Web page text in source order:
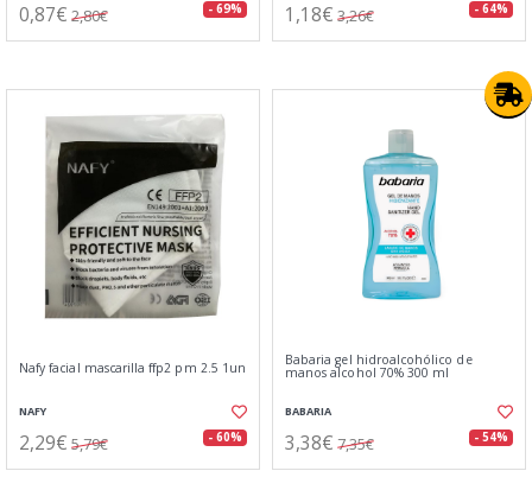
0,87€ 2,80€ - 69% 1,18€ 3,26€ - 64%
Nafy facial mascarilla ffp2 pm 2.5 1un
NAFY
2,29€ 5,79€ - 60%
Babaria gel hidroalcohólico de
manos alcohol 70% 300 ml
BABARIA
3,38€ 7,35€ - 54%